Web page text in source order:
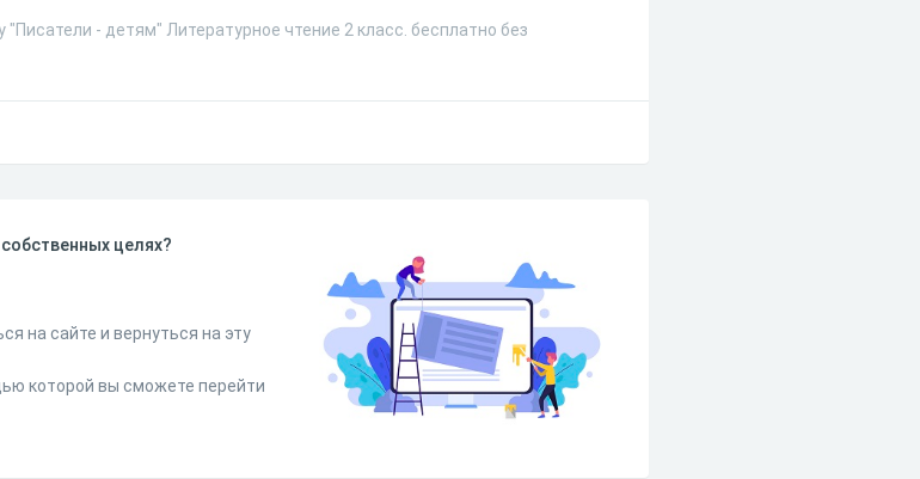
- детям" Литературное чтение 2 класс. бесплатно без
целях?
на сайте и вернуться на эту
которой вы сможете перейти